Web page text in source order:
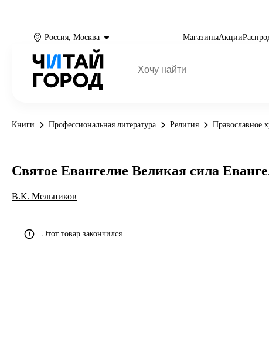
Россия, Москва МагазиныАкции
Книги Профессиональная литература Религия Православное
Святое Евангелие Великая сила
В.К. Мельников
Этот товар закончился